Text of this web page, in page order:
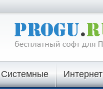
Системные Интернет